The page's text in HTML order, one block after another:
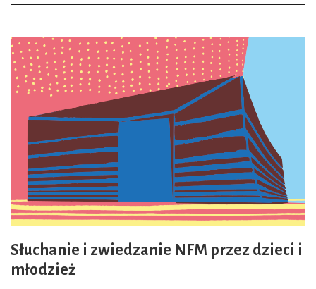
Słuchanie i zwiedzanie NFM przez dzieci i
młodzież